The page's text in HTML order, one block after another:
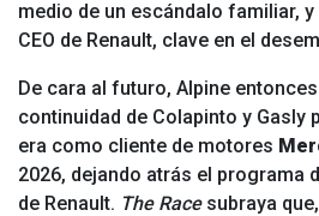
medio de un escándalo familiar,
CEO de Renault, clave en el
De cara al futuro, Alpine
continuidad de Colapinto y Gasly
era como cliente de motores
2026, dejando atrás el programa
de Renault. The Racesubraya